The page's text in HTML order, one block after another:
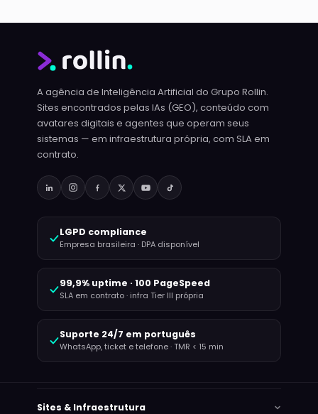
A agência de Inteligência Artificial do Grupo Rollin.
Sites encontrados pelas IAs (GEO), conteúdo com
avatares digitais e agentes que operam seus
sistemas — em infraestrutura própria, com SLA em
contrato.
LGPD compliance
Empresa brasileira · DPA disponível
99,9% uptime · 100 PageSpeed
SLA em contrato · infra Tier III própria
Suporte 24/7 em português
WhatsApp, ticket e telefone · TMR < 15 min
Sites & Infraestrutura